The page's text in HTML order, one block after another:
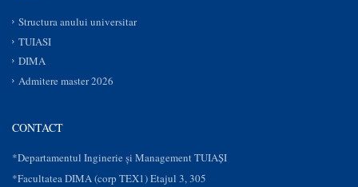
Structura anului universitar
TUIASI
DIMA
Admitere master 2026
CONTACT
*Departamentul Inginerie și Management TUIAȘI
*Facultatea DIMA (corp TEX1) Etajul 3, 305